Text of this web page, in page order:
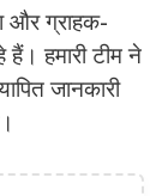
और ग्राहक-
हैं। हमारी टीम ने
जानकारी